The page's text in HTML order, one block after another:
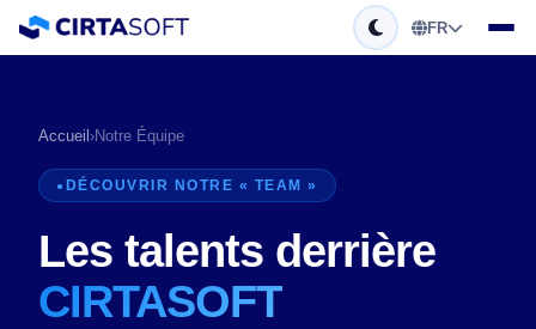
FR
Accueil ›Notre Équipe
DÉCOUVRIR NOTRE « TEAM »
Les talents derrière
CIRTASOFT